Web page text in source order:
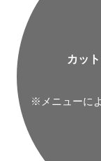
カッ
※メニューに